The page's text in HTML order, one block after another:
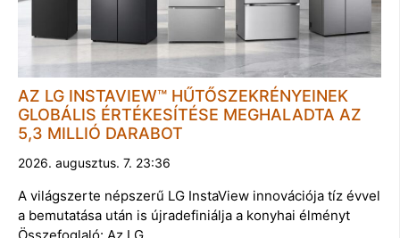
AZ LG INSTAVIEW™ HŰTŐSZEKRÉNYEINEK
GLOBÁLIS ÉRTÉKESÍTÉSE MEGHALADTA AZ
5,3 MILLIÓ DARABOT
2026. augusztus. 7. 23:36
A világszerte népszerű LG InstaView innovációja tíz évvel
a bemutatása után is újradefiniálja a konyhai élményt